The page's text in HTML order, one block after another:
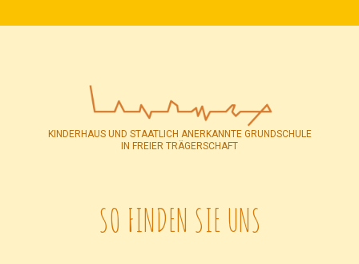
KINDERHAUS UND STAATLICH ANERKANNTE GRUNDSCHULE
IN FREIER TRÄGERSCHAFT
SO FINDEN SIE UNS